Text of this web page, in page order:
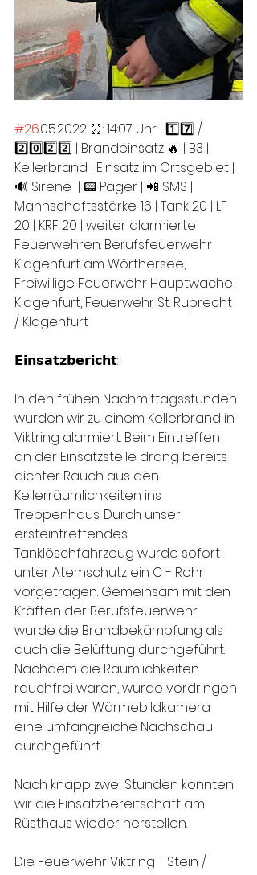
#26.05.2022 ⏰: 14:07 Uhr | 1️⃣7️⃣ /
2️⃣0️⃣2️⃣2️⃣ | Brandeinsatz 🔥 | B3 |
Kellerbrand | Einsatz im Ortsgebiet |
🔊 Sirene  | 📟 Pager | 📲 SMS |
Mannschaftsstärke: 16 | Tank 20 | LF
20 | KRF 20 | weiter alarmierte
Feuerwehren: Berufsfeuerwehr
Klagenfurt am Wörthersee,
Freiwillige Feuerwehr Hauptwache
Klagenfurt, Feuerwehr St. Ruprecht
/ Klagenfurt
𝗘𝗶𝗻𝘀𝗮𝘁𝘇𝗯𝗲𝗿𝗶𝗰𝗵𝘁:
In den frühen Nachmittagsstunden
wurden wir zu einem Kellerbrand in
Viktring alarmiert. Beim Eintreffen
an der Einsatzstelle drang bereits
dichter Rauch aus den
Kellerräumlichkeiten ins
Treppenhaus. Durch unser
ersteintreffendes
Tanklöschfahrzeug wurde sofort
unter Atemschutz ein C - Rohr
vorgetragen. Gemeinsam mit den
Kräften der Berufsfeuerwehr
wurde die Brandbekämpfung als
auch die Belüftung durchgeführt.
Nachdem die Räumlichkeiten
rauchfrei waren, wurde vordringen
mit Hilfe der Wärmebildkamera
eine umfangreiche Nachschau
durchgeführt.
Nach knapp zwei Stunden konnten
wir die Einsatzbereitschaft am
Rüsthaus wieder herstellen.
Die Feuerwehr Viktring - Stein /